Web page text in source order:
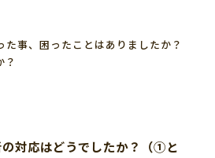
事、困ったことはありましたか？
？
対応はどうでしたか？（①と